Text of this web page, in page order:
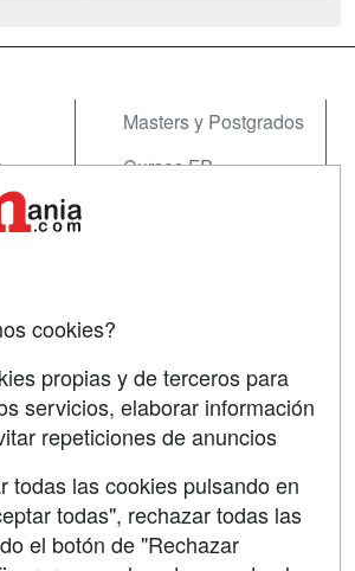
Masters y Postgrados
Cursos FP
SÍGUENOS EN:
cookies?
propias y de terceros para
servicios, elaborar información
repeticiones de anuncios
todas las cookies pulsando en
todas", rechazar todas las
el botón de "Rechazar